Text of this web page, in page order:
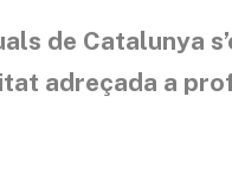
de Catalunya
adreçada a